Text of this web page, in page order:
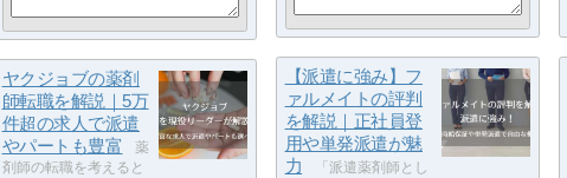
【派遣に強み】フ
ァルメイトの評判
を解説｜正社員登
用や単発派遣が魅
力
「派遣薬剤師とし
ヤクジョブの薬剤
師転職を解説｜5万
件超の求人で派遣
やパートも豊富
薬
剤師の転職を考えると